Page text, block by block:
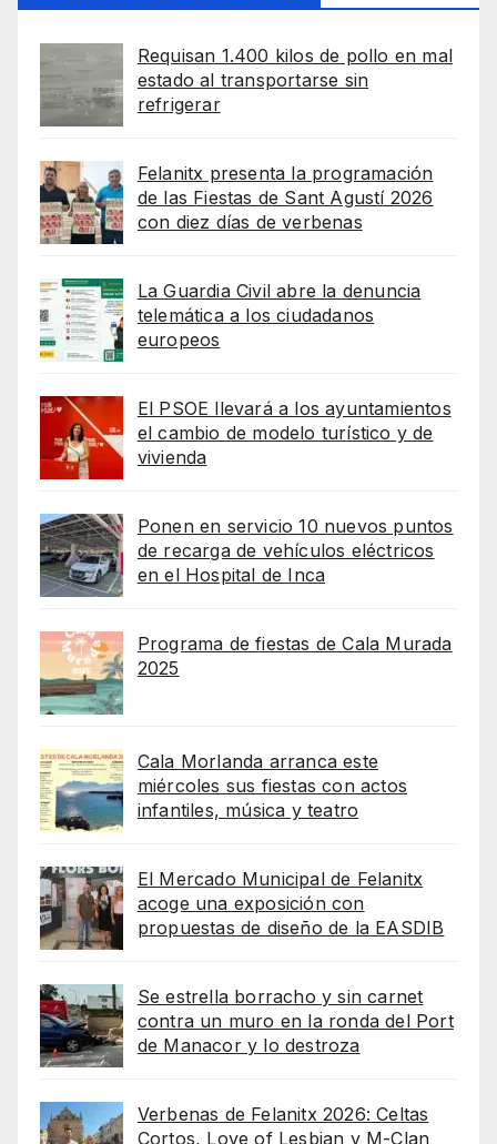
Requisan 1.400 kilos de pollo en mal
estado al transportarse sin
refrigerar
Felanitx presenta la programación
de las Fiestas de Sant Agustí 2026
con diez días de verbenas
La Guardia Civil abre la denuncia
telemática a los ciudadanos
europeos
El PSOE llevará a los ayuntamientos
el cambio de modelo turístico y de
vivienda
Ponen en servicio 10 nuevos puntos
de recarga de vehículos eléctricos
en el Hospital de Inca
Programa de fiestas de Cala Murada
2025
Cala Morlanda arranca este
miércoles sus fiestas con actos
infantiles, música y teatro
El Mercado Municipal de Felanitx
acoge una exposición con
propuestas de diseño de la EASDIB
Se estrella borracho y sin carnet
contra un muro en la ronda del Port
de Manacor y lo destroza
Verbenas de Felanitx 2026: Celtas
Cortos, Love of Lesbian y M-Clan